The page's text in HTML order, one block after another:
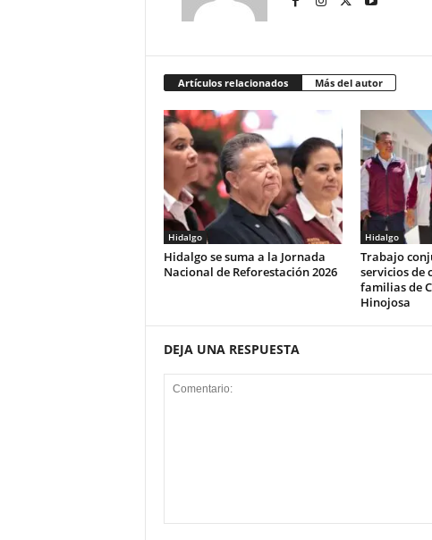
Artículos relacionados Más del autor
Hidalgo
Hidalgo se suma a la Jornada
Nacional de Reforestación 2026
Hidalgo
Trabajo
servicios de
familias de
Hinojosa
DEJA UNA RESPUESTA